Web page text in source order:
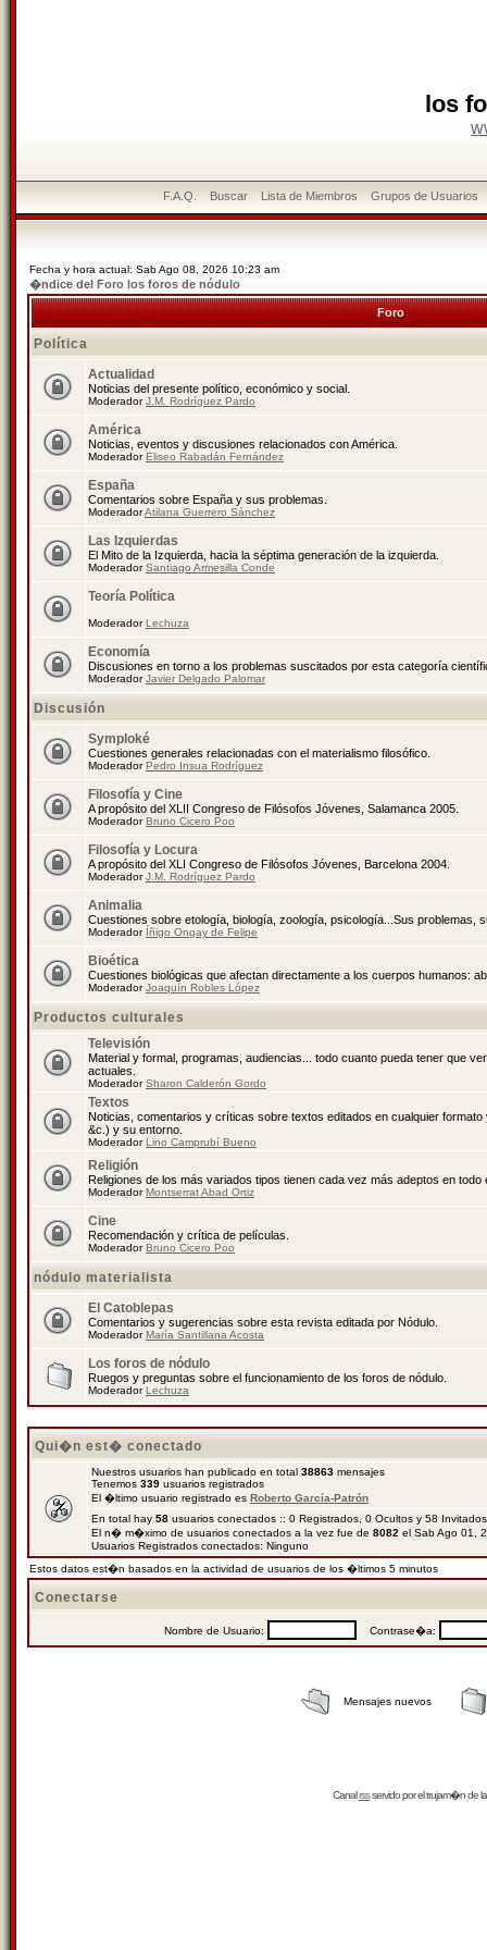
los
F.A.Q. Buscar Lista de Miembros Grupos de Usuarios
Fecha y hora actual: Sab Ago 08, 2026 10:23 am
�ndice del Foro los foros de nódulo
Foro
Política
Actualidad
Noticias del presente político, económico y social.
ModeradorJ.M. Rodríguez Pardo
América
Noticias, eventos y discusiones relacionados con América.
ModeradorEliseo Rabadán Fernández
España
Comentarios sobre España y sus problemas.
ModeradorAtilana Guerrero Sánchez
Las Izquierdas
El Mito de la Izquierda, hacia la séptima generación de la izquierda.
ModeradorSantiago Armesilla Conde
Teoría Política
ModeradorLechuza
Economía
Discusiones en torno a los problemas suscitados por esta categoría
ModeradorJavier Delgado Palomar
Discusión
Symploké
Cuestiones generales relacionadas con el materialismo filosófico.
ModeradorPedro Insua Rodríguez
Filosofía y Cine
A propósito del XLII Congreso de Filósofos Jóvenes, Salamanca 2005.
ModeradorBruno Cicero Poo
Filosofía y Locura
A propósito del XLI Congreso de Filósofos Jóvenes, Barcelona 2004.
ModeradorJ.M. Rodríguez Pardo
Animalia
Cuestiones sobre etología, biología, zoología, psicología...Sus problemas,
Moderador Íñigo Ongay de Felipe
Bioética
Cuestiones biológicas que afectan directamente a los cuerpos humanos:
ModeradorJoaquín Robles López
Productos culturales
Televisión
Material y formal, programas, audiencias... todo cuanto pueda tener que
actuales.
ModeradorSharon Calderón Gordo
Textos
Noticias, comentarios y críticas sobre textos editados en cualquier
&c.) y su entorno.
ModeradorLino Camprubí Bueno
Religión
Religiones de los más variados tipos tienen cada vez más adeptos en todo
ModeradorMontserrat Abad Ortiz
Cine
Recomendación y crítica de películas.
ModeradorBruno Cicero Poo
nódulo materialista
El Catoblepas
Comentarios y sugerencias sobre esta revista editada por Nódulo.
ModeradorMaría Santillana Acosta
Los foros de nódulo
Ruegos y preguntas sobre el funcionamiento de los foros de nódulo.
ModeradorLechuza
Qui�n est� conectado
Nuestros usuarios han publicado en total 38863 mensajes
Tenemos 339 usuarios registrados
El �ltimo usuario registrado es Roberto García-Patrón
En total hay 58 usuarios conectados :: 0 Registrados, 0 Ocultos y 58
El n� m�ximo de usuarios conectados a la vez fue de 8082 el Sab Ago 01,
Usuarios Registrados conectados: Ninguno
Estos datos est�n basados en la actividad de usuarios de los �ltimos 5 minutos
Conectarse
Nombre de Usuario: Contrase�a:
Mensajes nuevos
Canalrssservido por eltrujam�nde